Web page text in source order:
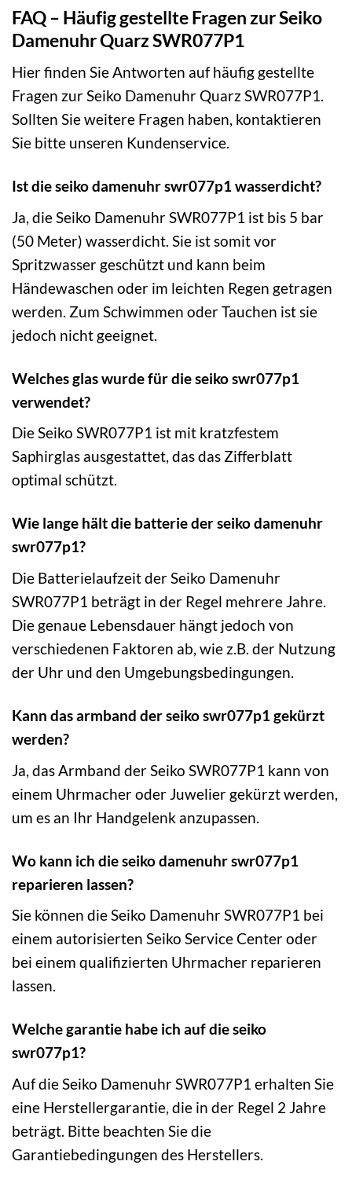
FAQ – Häufig gestellte Fragen zur Seiko
Damenuhr Quarz SWR077P1
Hier finden Sie Antworten auf häufig gestellte
Fragen zur Seiko Damenuhr Quarz SWR077P1.
Sollten Sie weitere Fragen haben, kontaktieren
Sie bitte unseren Kundenservice.
Ist die seiko damenuhr swr077p1 wasserdicht?
Ja, die Seiko Damenuhr SWR077P1 ist bis 5 bar
(50 Meter) wasserdicht. Sie ist somit vor
Spritzwasser geschützt und kann beim
Händewaschen oder im leichten Regen getragen
werden. Zum Schwimmen oder Tauchen ist sie
jedoch nicht geeignet.
Welches glas wurde für die seiko swr077p1
verwendet?
Die Seiko SWR077P1 ist mit kratzfestem
Saphirglas ausgestattet, das das Zifferblatt
optimal schützt.
Wie lange hält die batterie der seiko damenuhr
swr077p1?
Die Batterielaufzeit der Seiko Damenuhr
SWR077P1 beträgt in der Regel mehrere Jahre.
Die genaue Lebensdauer hängt jedoch von
verschiedenen Faktoren ab, wie z.B. der Nutzung
der Uhr und den Umgebungsbedingungen.
Kann das armband der seiko swr077p1 gekürzt
werden?
Ja, das Armband der Seiko SWR077P1 kann von
einem Uhrmacher oder Juwelier gekürzt werden,
um es an Ihr Handgelenk anzupassen.
Wo kann ich die seiko damenuhr swr077p1
reparieren lassen?
Sie können die Seiko Damenuhr SWR077P1 bei
einem autorisierten Seiko Service Center oder
bei einem qualifizierten Uhrmacher reparieren
lassen.
Welche garantie habe ich auf die seiko
swr077p1?
Auf die Seiko Damenuhr SWR077P1 erhalten Sie
eine Herstellergarantie, die in der Regel 2 Jahre
beträgt. Bitte beachten Sie die
Garantiebedingungen des Herstellers.